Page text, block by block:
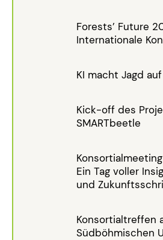
Forests’ Future
Internationale
KI macht Jagd
Kick-off des
SMARTbeetle
Ein Tag voller
und
Konsortialtreffen
Südböhmischen